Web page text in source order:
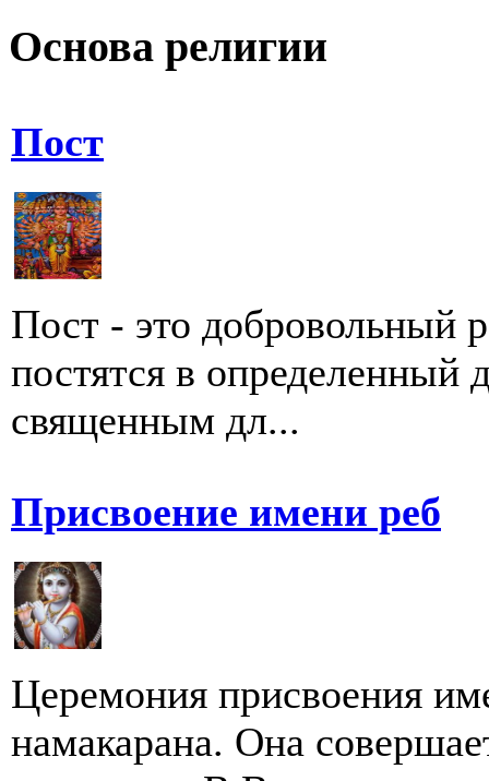
Основа религии
Пост
Пост - это добровольный
постятся в определенный
священным дл...
Присвоение имени реб
Церемония присвоения
намакарана. Она